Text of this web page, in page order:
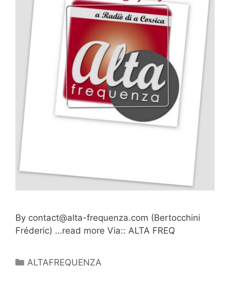
By contact@alta-frequenza.com (Bertocchini
Fréderic) …read more Via:: ALTA FREQ
Catégories
ALTAFREQUENZA